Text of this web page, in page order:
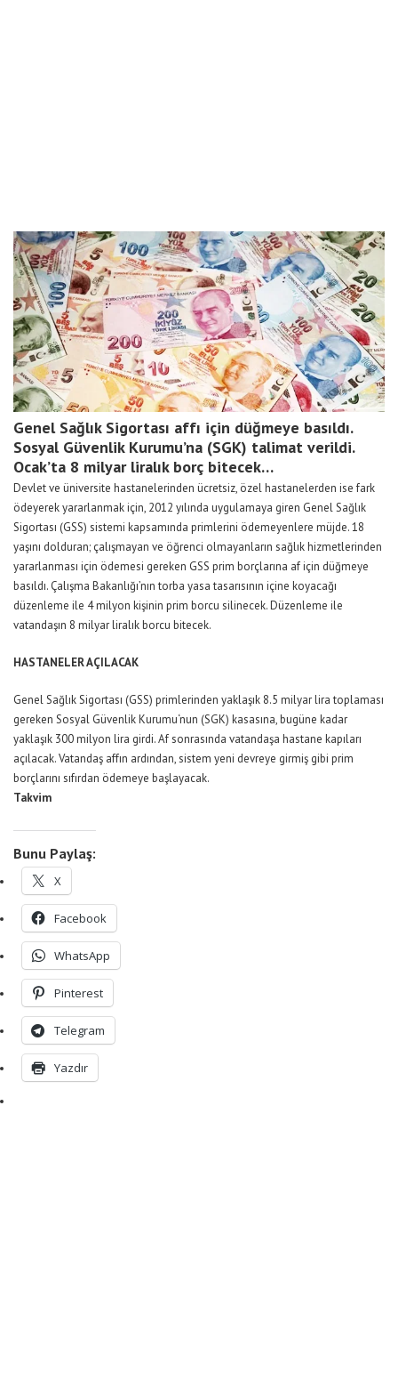
Genel Sağlık Sigortası affı için düğmeye basıldı.
Sosyal Güvenlik Kurumu’na (SGK) talimat verildi.
Ocak’ta 8 milyar liralık borç bitecek…
Devlet ve üniversite hastanelerinden ücretsiz, özel hastanelerden ise fark
ödeyerek yararlanmak için, 2012 yılında uygulamaya giren Genel Sağlık
Sigortası (GSS) sistemi kapsamında primlerini ödemeyenlere müjde. 18
yaşını dolduran; çalışmayan ve öğrenci olmayanların sağlık hizmetlerinden
yararlanması için ödemesi gereken GSS prim borçlarına af için düğmeye
basıldı. Çalışma Bakanlığı’nın torba yasa tasarısının içine koyacağı
düzenleme ile 4 milyon kişinin prim borcu silinecek. Düzenleme ile
vatandaşın 8 milyar liralık borcu bitecek.
HASTANELER AÇILACAK
Genel Sağlık Sigortası (GSS) primlerinden yaklaşık 8.5 milyar lira toplaması
gereken Sosyal Güvenlik Kurumu‘nun (SGK) kasasına, bugüne kadar
yaklaşık 300 milyon lira girdi. Af sonrasında vatandaşa hastane kapıları
açılacak. Vatandaş affın ardından, sistem yeni devreye girmiş gibi prim
borçlarını sıfırdan ödemeye başlayacak.
Takvim
Bunu Paylaş:
X
Facebook
WhatsApp
Pinterest
Telegram
Yazdır